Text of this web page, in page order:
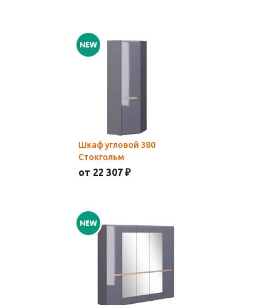
Шкаф угловой 380
Стокгольм
от 22 307 ₽